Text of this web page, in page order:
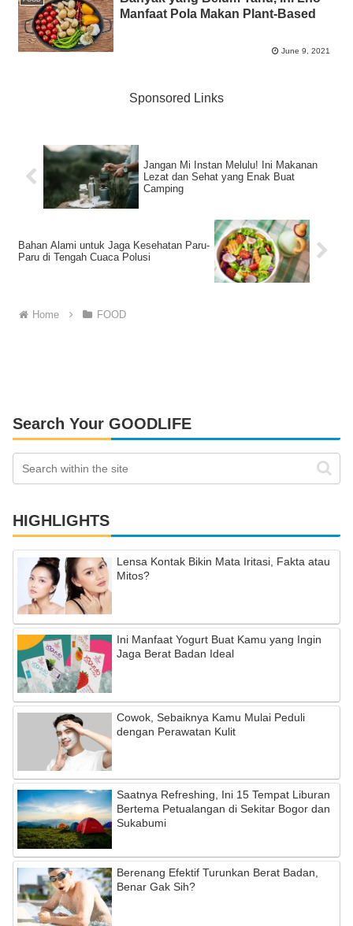
Manfaat Pola Makan Plant-Based
June 9, 2021
Sponsored Links
Jangan Mi Instan Melulu! Ini Makanan
Lezat dan Sehat yang Enak Buat
Camping
Bahan Alami untuk Jaga Kesehatan Paru-
Paru di Tengah Cuaca Polusi
Home FOOD
Search Your GOODLIFE
HIGHLIGHTS
Lensa Kontak Bikin Mata Iritasi, Fakta atau
Mitos?
Ini Manfaat Yogurt Buat Kamu yang Ingin
Jaga Berat Badan Ideal
Cowok, Sebaiknya Kamu Mulai Peduli
dengan Perawatan Kulit
Saatnya Refreshing, Ini 15 Tempat Liburan
Bertema Petualangan di Sekitar Bogor dan
Sukabumi
Berenang Efektif Turunkan Berat Badan,
Benar Gak Sih?